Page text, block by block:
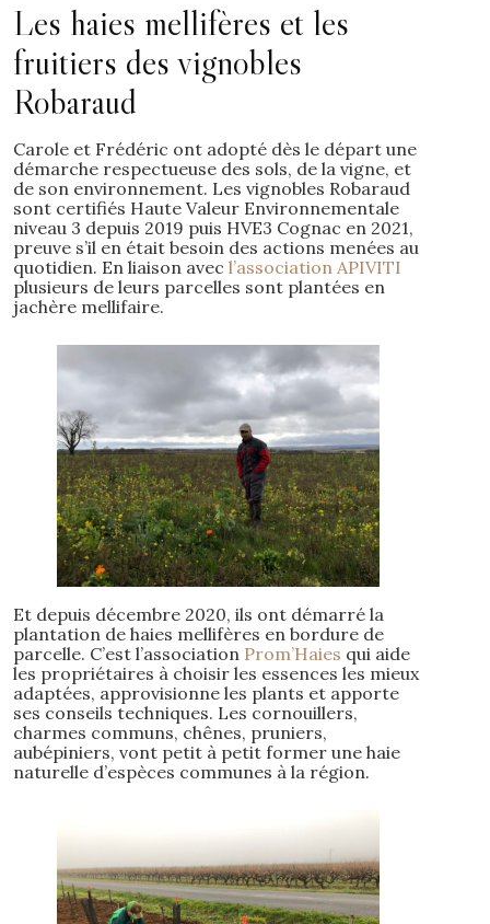
Les haies mellifères et les
fruitiers des vignobles
Robaraud
Carole et Frédéric ont adopté dès le départ une
démarche respectueuse des sols, de la vigne, et
de son environnement. Les vignobles Robaraud
sont certifiés Haute Valeur Environnementale
niveau 3 depuis 2019 puis HVE3 Cognac en 2021,
preuve s’il en était besoin des actions menées au
quotidien. En liaison avec l’association APIVITI
plusieurs de leurs parcelles sont plantées en
jachère mellifaire.
Et depuis décembre 2020, ils ont démarré la
plantation de haies mellifères en bordure de
parcelle. C’est l’association Prom’Haies qui aide
les propriétaires à choisir les essences les mieux
adaptées, approvisionne les plants et apporte
ses conseils techniques. Les cornouillers,
charmes communs, chênes, pruniers,
aubépiniers, vont petit à petit former une haie
naturelle d’espèces communes à la région.